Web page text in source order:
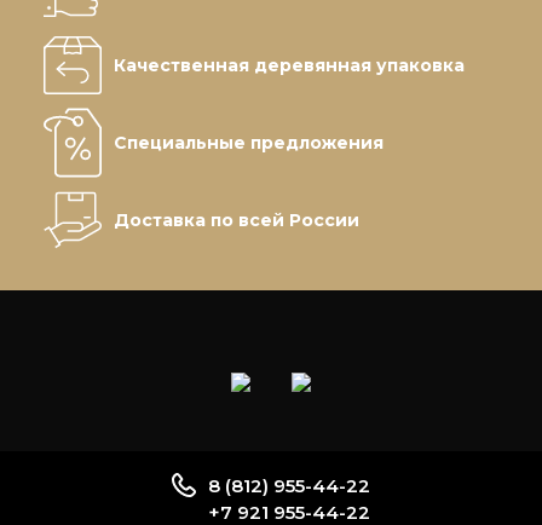
Качественная деревянная упаковка
Специальные предложения
Доставка по всей России
8 (812) 955-44-22
+7 921 955-44-22